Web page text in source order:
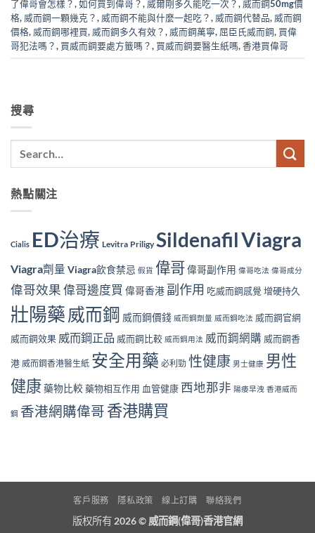
了偉哥會怎樣？,如何買到偉哥？, 威爾剛多久能吃一次？, 威而鋼50mg價
格, 威而鋼一顆幾克？, 威而鋼不能與什麼一起吃？, 威而鋼代替品, 威而鋼
價格, 威而鋼哪裡買, 威而鋼多久有效？, 威而鋼萬寧, 屈臣氏威而鋼, 買偉
哥犯法嗎？, 買威而鋼要處方籤嗎？, 買威而鋼要醫生紙嗎,香港買偉哥
搜尋
熱點關注
Cialis ED治療 Levitra Priligy SildenafilViagra
Viagra劑量 Viagra飲食禁忌 假貨 偉哥偉哥副作用 偉哥吃法 偉哥成分
偉哥效果偉哥邊度買 偉哥香港 副作用 吃威而鋼感覺 增硬持久
壯陽藥 威而鋼 威而鋼價錢 威而鋼劑量 威而鋼吃法 威而鋼官網
威而鋼效果 威而鋼正品 威而鋼比較 威而鋼用法 威而鋼網購 威而鋼香
港 威而鋼香港醫生紙 安全用藥 必利勁 性健康 男士健康 男性
健康藥物比較藥物相互作用 血管健康 西地那非 陽痿早洩 香港威而
鋼 香港網購偉哥 香港購買
客戶服務 隱私政策 線上訂購 聯絡我們
版权所有 2026 © 威而鋼(偉哥)香港官網